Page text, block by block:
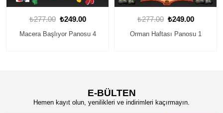
₺277.00 ₺249.00
Orman Haftası Panosu 1
₺277.00 ₺249.00
24 Kasım Öğretmenler Günü
E-BÜLTEN
Hemen kayıt olun, yenilikleri ve indirimleri kaçırmayın.